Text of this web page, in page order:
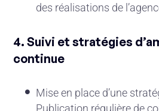
des réalisations de
4. Suivi et stratégies
continue
Mise en place d’une
Publication régulière de